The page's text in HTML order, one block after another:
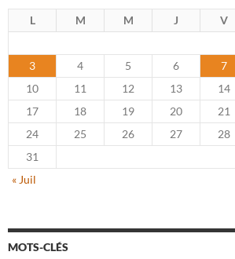
L M M J V
3
4 5 6 7
10
11 12 13 14
17
18 19 20 21
24
25 26 27 28
31
« Juil
MOTS-CLÉS